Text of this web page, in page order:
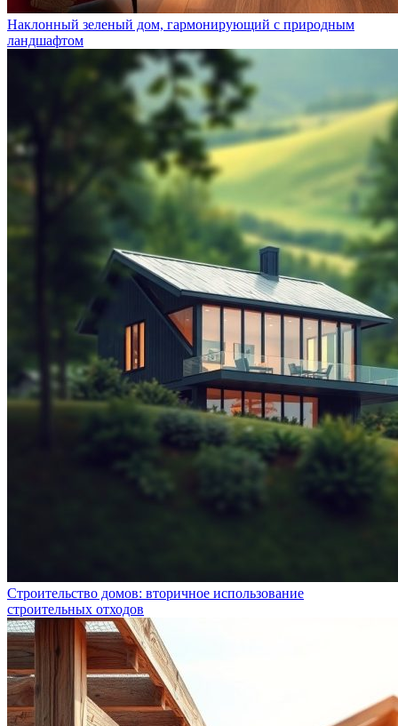
Наклонный зеленый дом, гармонирующий с природным
ландшафтом
Строительство домов: вторичное использование
строительных отходов